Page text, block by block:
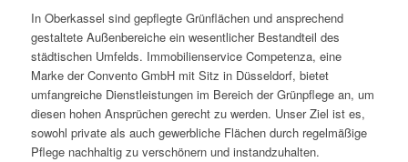
In Oberkassel sind gepflegte Grünflächen und ansprechend
gestaltete Außenbereiche ein wesentlicher Bestandteil des
städtischen Umfelds. Immobilienservice Competenza, eine
Marke der Convento GmbH mit Sitz in Düsseldorf, bietet
umfangreiche Dienstleistungen im Bereich der Grünpflege an, um
diesen hohen Ansprüchen gerecht zu werden. Unser Ziel ist es,
sowohl private als auch gewerbliche Flächen durch regelmäßige
Pflege nachhaltig zu verschönern und instandzuhalten.